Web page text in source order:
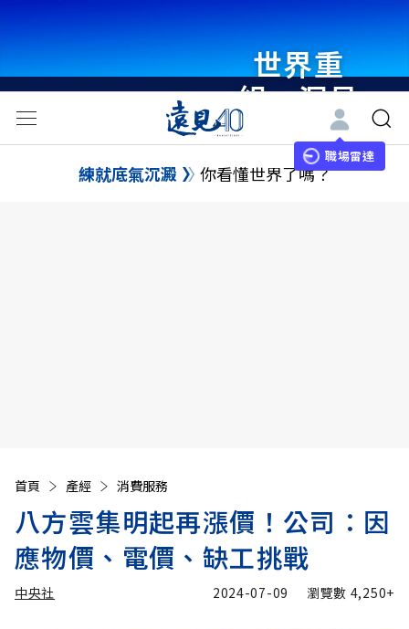
世界重
組・洞見
未來 與
世界領袖
職場雷達
練就底氣沉澱 你看懂世界了嗎？
首頁 產經 消費服務
八方雲集明起再漲價！公司：因
應物價、電價、缺工挑戰
中央社 2024-07-09 瀏覽數 4,250+